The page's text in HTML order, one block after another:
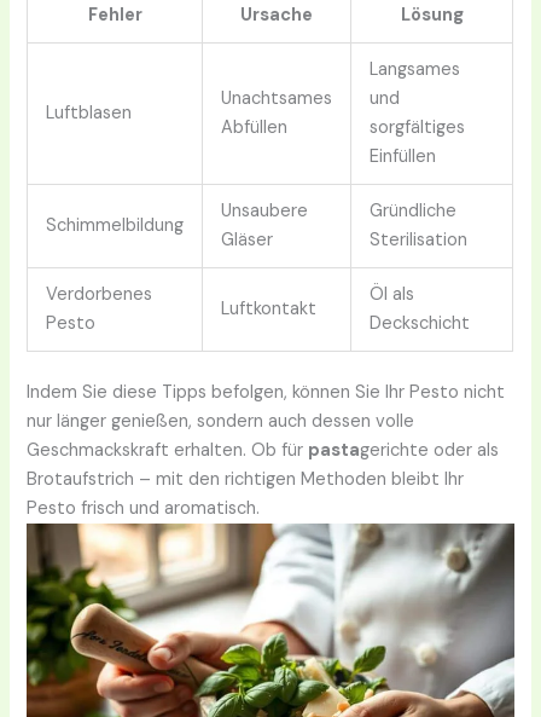
Fehler
Ursache Lösung
Luftblasen
Unachtsames
Abfüllen
Langsames
und
sorgfältiges
Einfüllen
Schimmelbildung
Unsaubere
Gläser
Gründliche
Sterilisation
Verdorbenes
Pesto
Luftkontakt
Öl als
Deckschicht
Indem Sie diese Tipps befolgen, können Sie Ihr Pesto nicht
nur länger genießen, sondern auch dessen volle
Geschmackskraft erhalten. Ob für pastagerichte oder als
Brotaufstrich – mit den richtigen Methoden bleibt Ihr
Pesto frisch und aromatisch.